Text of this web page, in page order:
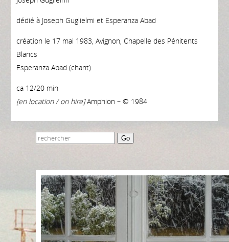
dédié à Joseph Guglielmi et Esperanza Abad
création le 17 mai 1983, Avignon, Chapelle des Pénitents
Blancs
Esperanza Abad (chant)
ca 12/20 min
[en location / on hire]Amphion – © 1984
Go